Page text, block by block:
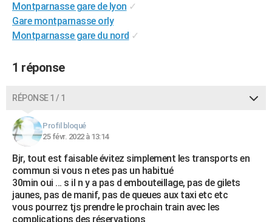
CARTE DE VOEUX
Carte de Noël
Carte Bonne année
Carte Saint-Valentin
Carte Pâques
Carte d'anniversaire
DICTIONNAIRE
S'inscrire
Se connecter
Lycées
Collèges
Primaires
Universités
Entreprises
Service militaire
Avis de recherche
FORUM
Bricolage
Lifestyle
Culture
Sport
Auto
Television
Voyage
Cinema
Montparnasse gare de lyon ✓
Gare montparnasse orly
Montparnasse gare du nord ✓
1 réponse
RÉPONSE 1 / 1
Profil bloqué
25 févr. 2022 à 13:14
Bjr, tout est faisable évitez simplement les transports en
commun si vous n etes pas un habitué
30min oui ... s il n y a pas d embouteillage, pas de gilets
jaunes, pas de manif, pas de queues aux taxi etc etc
vous pourrez tjs prendre le prochain train avec les
complications des réservations